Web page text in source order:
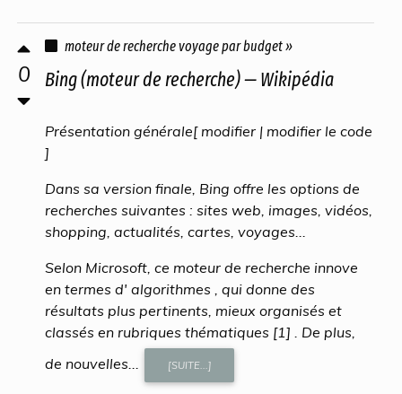
0
moteur de recherche voyage par budget »
Bing (moteur de recherche) — Wikipédia
Présentation générale[ modifier | modifier le code
]
Dans sa version finale, Bing offre les options de
recherches suivantes : sites web, images, vidéos,
shopping, actualités, cartes, voyages...
Selon Microsoft, ce moteur de recherche innove
en termes d' algorithmes , qui donne des
résultats plus pertinents, mieux organisés et
classés en rubriques thématiques [1] . De plus,
de nouvelles...
[SUITE...]